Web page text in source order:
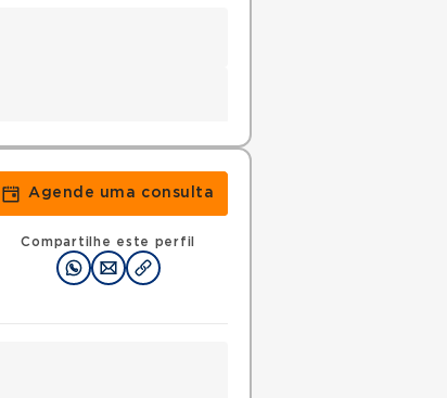
Agende uma consulta
Compartilhe este perfil